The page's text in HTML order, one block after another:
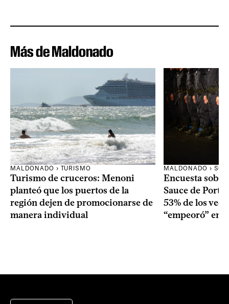
Más de Maldonado
MALDONADO › TURISMO
Turismo de cruceros: Menoni
planteó que los puertos de la
región dejen de promocionarse de
manera individual
MALDONADO ›
Encuesta
Sauce de
53% de los
“empeoró” en